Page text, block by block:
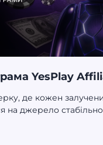
YesPlay
де кожен
на джерело